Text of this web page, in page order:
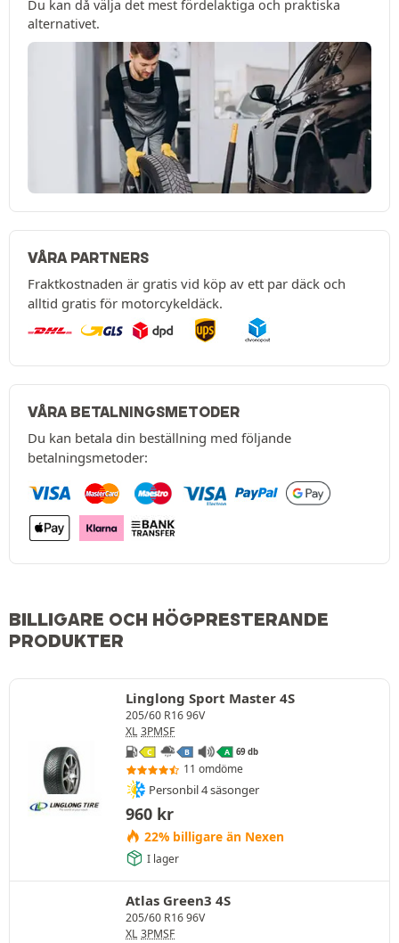
Du kan då välja det mest fördelaktiga och praktiska
alternativet.
VÅRA PARTNERS
Fraktkostnaden är gratis vid köp av ett par däck och
alltid gratis för motorcykeldäck.
VÅRA BETALNINGSMETODER
Du kan betala din beställning med följande
betalningsmetoder:
BILLIGARE OCH HÖGPRESTERANDE
PRODUKTER
Linglong Sport Master 4S
205/60 R16 96V
XL 3PMSF
C B A 69 db
11 omdöme
Personbil 4 säsonger
960 kr
22% billigare än Nexen
I lager
Atlas Green3 4S
205/60 R16 96V
XL 3PMSF